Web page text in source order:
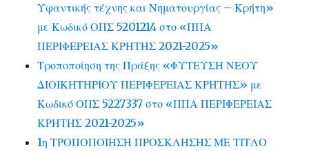
Υφαντικής τέχνης και Νηματουργίας – Κρήτη»
με Κωδικό ΟΠΣ 5201214 στο «ΠΠΑ
ΠΕΡΙΦΕΡΕΙΑΣ ΚΡΗΤΗΣ 2021-2025»
Τροποποίηση της Πράξης «ΦΥΤΕΥΣΗ ΝΕΟΥ
ΔΙΟΙΚΗΤΗΡΙΟΥ ΠΕΡΙΦΕΡΕΙΑΣ ΚΡΗΤΗΣ» με
Κωδικό ΟΠΣ 5227337 στο «ΠΠΑ ΠΕΡΙΦΕΡΕΙΑΣ
ΚΡΗΤΗΣ 2021-2025»
1η ΤΡΟΠΟΠΟΙΗΣΗ ΠΡΟΣΚΛΗΣΗΣ ΜΕ ΤΙΤΛΟ